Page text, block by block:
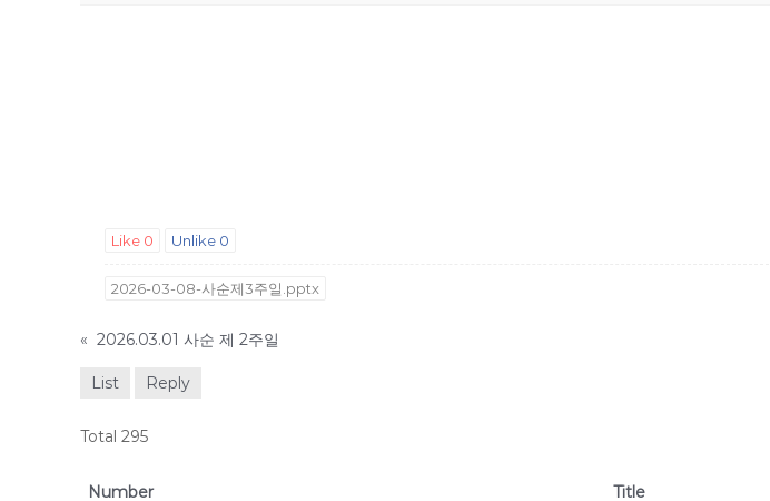
Like 0 Unlike 0
2026-03-08-사순제3주일.pptx
« 2026.03.01 사순 제 2주일
List Reply
Total 295
Number Title